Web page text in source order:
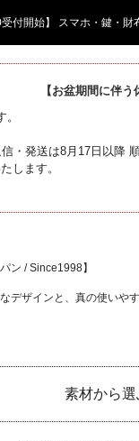
受付開始】 スマホ・鍵・
【お盆期間に伴
・発送は8月17日以降
します。
ン / Since1998】
デザインと、真の使いや
素材から選